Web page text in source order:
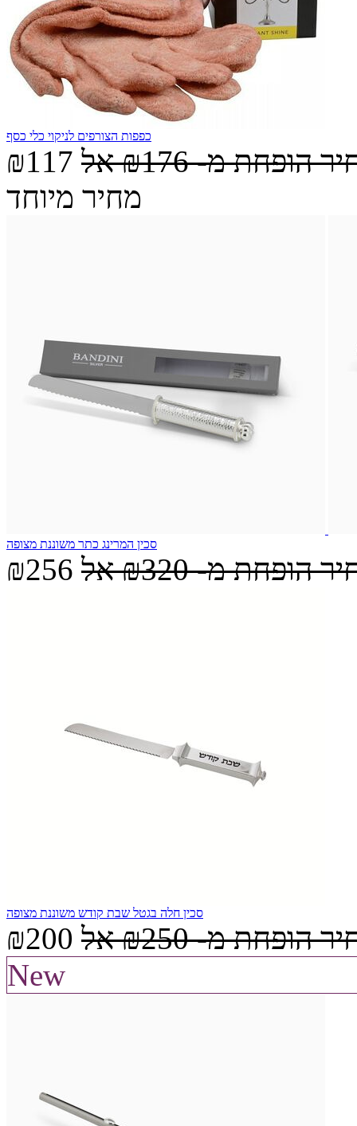
כפפות הצורפים לניקוי כלי כסף
₪117 הופחת מ-₪176 אל
מחיר מיוחד
סכין המרינג כתר משוננת מצופה
₪256 הופחת מ-₪320 אל
סכין חלה בגטל שבת קודש משוננת מצופה
₪200 הופחת מ-₪250 אל
New